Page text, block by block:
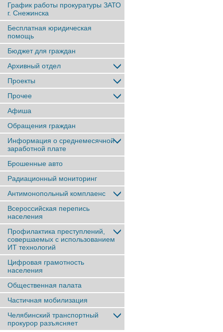
График работы прокуратуры ЗАТО
г. Снежинска
Бесплатная юридическая
помощь
Бюджет для граждан
Архивный отдел
Проекты
Прочее
Афиша
Обращения граждан
Информация о среднемесячной
заработной плате
Брошенные авто
Радиационный мониторинг
Антимонопольный комплаенс
Всероссийская перепись
населения
Профилактика преступлений,
совершаемых с использованием
ИТ технологий
Цифровая грамотность
населения
Общественная палата
Частичная мобилизация
Челябинский транспортный
прокурор разъясняет